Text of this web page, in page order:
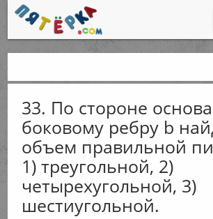
33. По стороне
боковому ребру b
объем правильной
1) треугольной, 2)
четырехугольной, 3)
шестиугольной.